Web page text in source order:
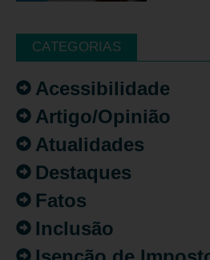
CATEGORIAS
Acessibilidade
Artigo/Opinião
Atualidades
Destaques
Fatos
Inclusão